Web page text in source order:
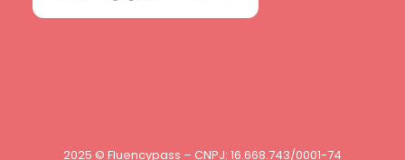
2025 © Fluencypass – CNPJ: 16.668.743/0001-74